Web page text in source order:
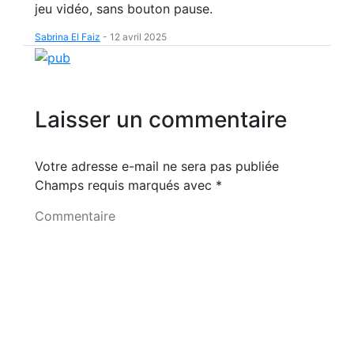
jeu vidéo, sans bouton pause.
Sabrina El Faiz - 12 avril 2025
Laisser un commentaire
Votre adresse e-mail ne sera pas publiée
Champs requis marqués avec *
Commentaire